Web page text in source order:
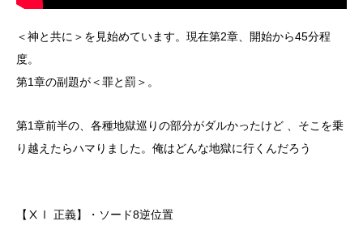
＜神と共に＞を見始めています。現在第2章、開始から45分程
度。
第1章の副題が＜罪と罰＞。
第1章前半の、各種地獄巡りの部分がダルかったけど 、そこを乗
り越えたらハマりました。俺はどんな地獄に行くんだろう
【ⅩⅠ 正義】・ソード8逆位置